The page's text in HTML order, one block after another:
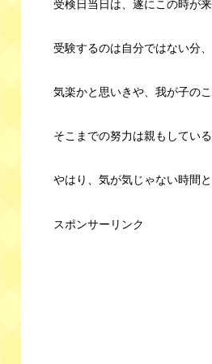
受検日当日は、遂にこの時が
受験するのは自分ではない分、
気楽かと思いきや、我が子の
そこまでの努力は親もしてい
やはり、気が気じゃない時間
スポンサーリンク